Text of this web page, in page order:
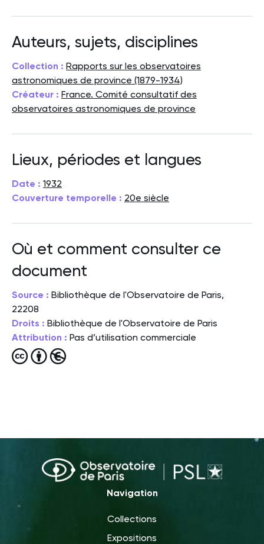
Auteurs, sujets, disciplines
Collection : Rapports sur les observatoires
astronomiques de province (1879-1934)
Créateur : France. Comité consultatif des
observatoires astronomiques de province
Lieux, périodes et langues
Date : 1932
Couverture temporelle : 20e siècle
Où et comment consulter ce
document
Source : Bibliothèque de l'Observatoire de Paris,
22208
Droits : Bibliothèque de l'Observatoire de Paris
Attribution : Pas d’utilisation commerciale
Navigation
Collections
Expositions